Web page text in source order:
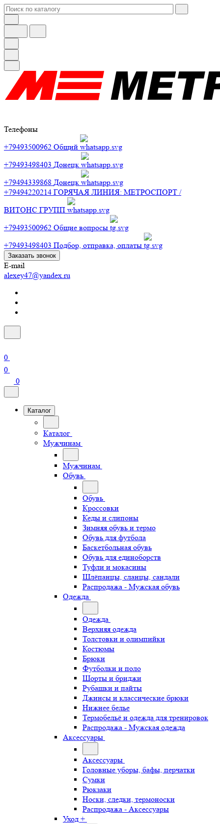
Телефоны
+79493500962 Общий
+79493498403 Донецк
+79494339868 Донецк
+79494220214 ГОРЯЧАЯ ЛИНИЯ: МЕТРОСПОРТ /
ВИТОНС ГРУПП
+79493500962 Общие вопросы
+79493498403 Подбор, отправка, оплаты
Заказать звонок
E-mail
alexey47@yandex.ru
0
0
0
Каталог
Каталог
Мужчинам
Мужчинам
Обувь
Обувь
Кроссовки
Кеды и слипоны
Зимняя обувь и термо
Обувь для футбола
Баскетбольная обувь
Обувь для единоборств
Туфли и мокасины
Шлёпанцы, сланцы, сандали
Распродажа - Мужская обувь
Одежда
Одежда
Верхняя одежда
Толстовки и олимпийки
Костюмы
Брюки
Футболки и поло
Шорты и бриджи
Рубашки и пайты
Джинсы и классические брюки
Нижнее белье
Термобельё и одежда для тренировок
Распродажа - Мужская одежда
Аксессуары
Аксессуары
Головные уборы, бафы, перчатки
Сумки
Рюкзаки
Носки, следки, термоноски
Распродажа - Аксессуары
Уход +